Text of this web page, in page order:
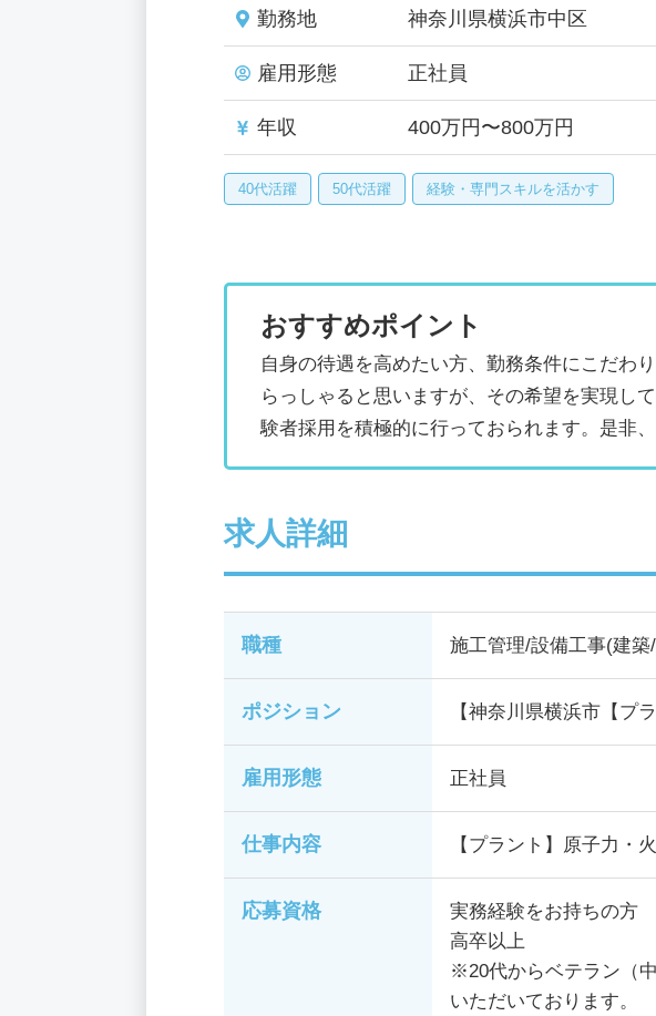
勤務地 神奈川県横浜市中区
雇用形態 正社員
年収 400万円〜800万円
40代活躍 50代活躍 経験・専門スキルを活かす
おすすめポイント
自身の待遇を高めたい方、勤務条件にこだわ
らっしゃると思いますが、その希望を実現し
験者採用を積極的に行っておられます。是非
求人詳細
職種 施工管理/設備工事(建
ポジション 【神奈川県横浜市【プ
雇用形態 正社員
仕事内容 【プラント】原子力・
応募資格
実務経験をお持ちの方
高卒以上
※20代からベテラン（
いただいております。